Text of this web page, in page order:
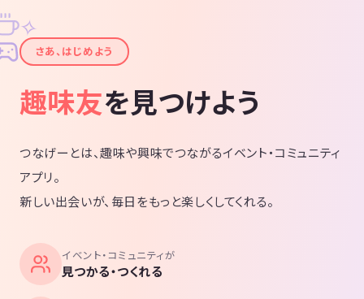
✦
✧
さあ、はじめよう
趣味友を見つけよう
つなげーとは、趣味や興味でつながるイベント・コミュニティ
アプリ。
新しい出会いが、毎日をもっと楽しくしてくれる。
イベント・コミュニティが
見つかる・つくれる